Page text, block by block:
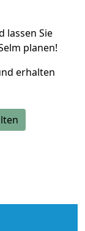
lassen Sie
planen!
erhalten